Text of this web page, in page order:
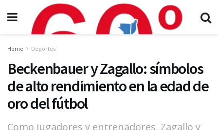
Home Deportes
Beckenbauer y Zagallo: símbolos
de alto rendimiento en la edad de
oro del fútbol
Como jugadores y entrenadores, Zagallo y